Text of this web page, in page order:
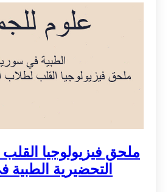
ملحق فيزيولوجيا
التحضيرية الطبية